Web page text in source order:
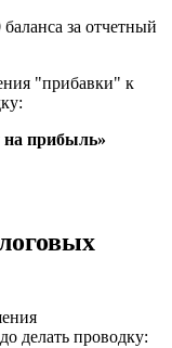
за отчетный
"прибавки" к
на прибыль»
делать проводку: